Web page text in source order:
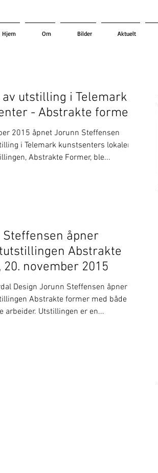
Hjem Om Bilder Aktuelt
utstilling i Telemark
- Abstrakte former.
2015 åpnet Jorunn Steffensen
i Telemark kunstsenters lokaler i
Abstrakte Former, ble...
åpner
Abstrakte
november 2015
Design Jorunn Steffensen åpner
Abstrakte former med både
arbeider. Utstillingen er en...